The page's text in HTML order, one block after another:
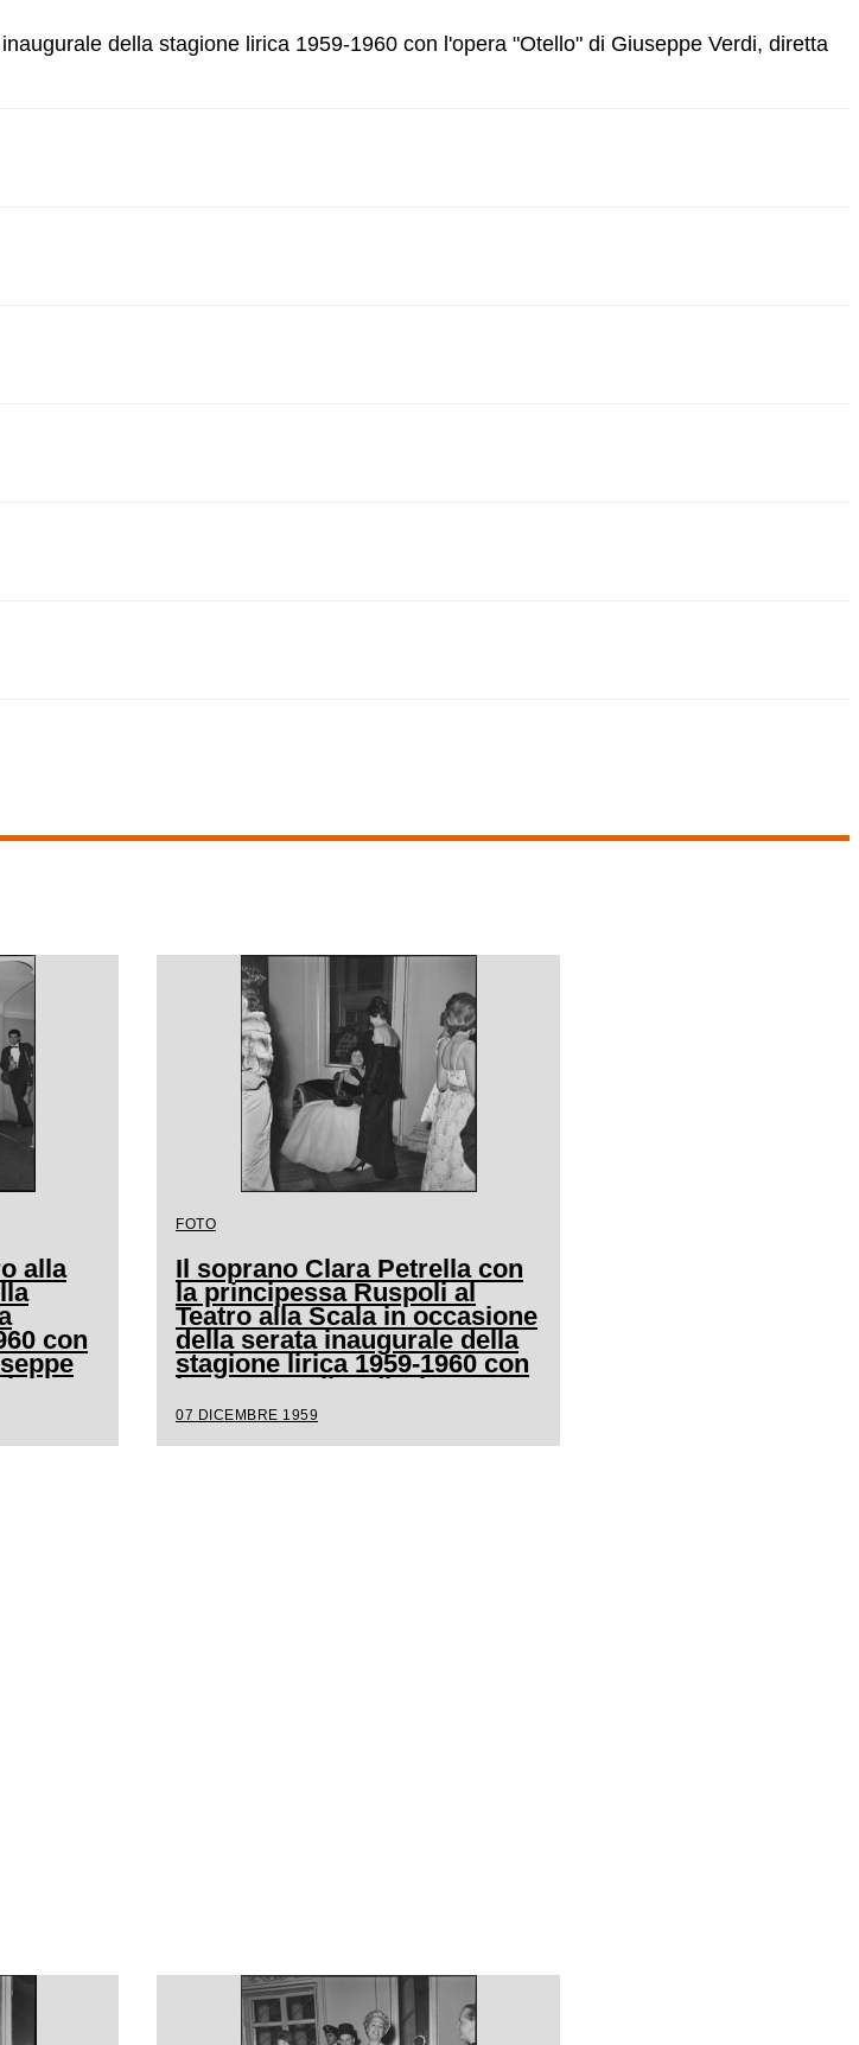
della stagione lirica 1959-1960 con l'opera "Otello" di Giuseppe Verdi, diretta
alla
con
FOTO
Il soprano Clara Petrella con
la principessa Ruspoli al
Teatro alla Scala in occasione
della serata inaugurale della
stagione lirica 1959-1960 con
l'opera "Otello" di Giuseppe
Verdi, diretta da Antonino
07 DICEMBRE 1959